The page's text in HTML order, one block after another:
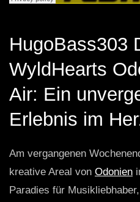
HugoBass303
WyldHearts
Air: Ein
Erlebnis im
Am vergangenen
kreative Areal von Odonien
Paradies für